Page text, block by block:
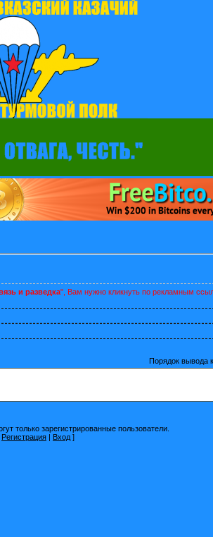
и разведка", Вам нужно кликнуть по рекламным
Порядок вывода
только зарегистрированные пользователи.
Регистрация | Вход ]